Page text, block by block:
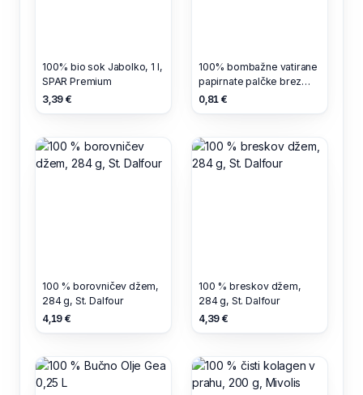
100% bio sok Jabolko, 1 l,
SPAR Premium
3,39 €
100% bombažne vatirane
papirnate palčke brez
klora, 300 kosov, Beauty
0,81 €
100 % borovničev džem,
284 g, St. Dalfour
4,19 €
100 % breskov džem,
284 g, St. Dalfour
4,39 €